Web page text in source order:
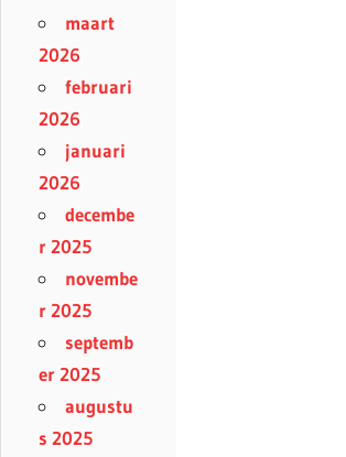
maart
2026
februari
2026
januari
2026
decembe
r 2025
novembe
r 2025
septemb
er 2025
augustu
s 2025